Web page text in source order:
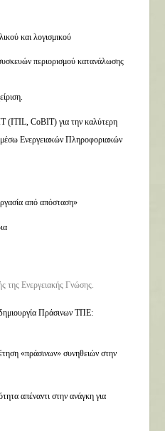
και λογισμικού
περιορισμού κατανάλωσης
(ITIL, CoBIT) για την καλύτερη
Ενεργειακών Πληροφοριακών
από απόσταση»
της Ενεργειακής Γνώσης.
Πράσινων ΤΠΕ:
«πράσινων» συνηθειών στην
απέναντι στην ανάγκη για